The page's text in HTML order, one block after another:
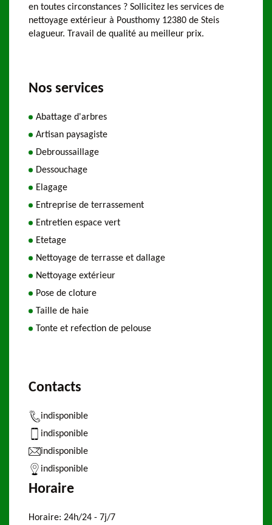
en toutes circonstances ? Sollicitez les services de
nettoyage extérieur à Pousthomy 12380 de Steis
elagueur. Travail de qualité au meilleur prix.
Nos services
Abattage d'arbres
Artisan paysagiste
Debroussaillage
Dessouchage
Elagage
Entreprise de terrassement
Entretien espace vert
Etetage
Nettoyage de terrasse et dallage
Nettoyage extérieur
Pose de cloture
Taille de haie
Tonte et refection de pelouse
Contacts
indisponible
indisponible
indisponible
indisponible
Horaire
Horaire: 24h/24 - 7j/7